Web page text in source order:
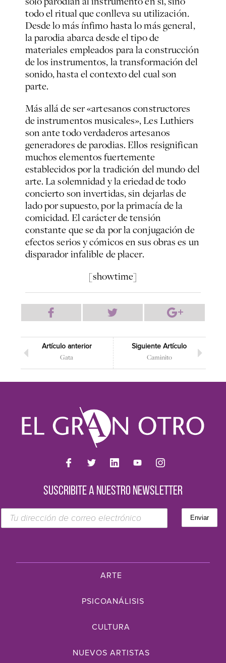
todo el ritual que conlleva su utilización.
Desde lo más ínfimo hasta lo más general,
la parodia abarca desde el tipo de
materiales empleados para la construcción
de los instrumentos, la transformación del
sonido, hasta el contexto del cual son
parte.
Más allá de ser «artesanos constructores
de instrumentos musicales», Les Luthiers
son ante todo verdaderos artesanos
generadores de parodias. Ellos resignifican
muchos elementos fuertemente
establecidos por la tradición del mundo del
arte. La solemnidad y la eriedad de todo
concierto son invertidas, sin dejarlas de
lado por supuesto, por la primacía de la
comicidad. El carácter de tensión
constante que se da por la conjugación de
efectos serios y cómicos en sus obras es un
disparador infalible de placer.
[showtime]
Artículo anterior
Gata
Siguiente Artículo
Caminito
SUSCRIBITE A NUESTRO NEWSLETTER
ARTE
PSICOANÁLISIS
CULTURA
NUEVOS ARTISTAS